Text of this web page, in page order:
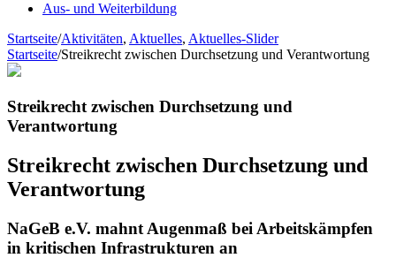
Aus- und Weiterbildung
Startseite/Aktivitäten, Aktuelles, Aktuelles-Slider
Startseite/Streikrecht zwischen Durchsetzung und Verantwortung
Streikrecht zwischen Durchsetzung und
Verantwortung
Streikrecht zwischen Durchsetzung und
Verantwortung
NaGeB e.V. mahnt Augenmaß bei Arbeitskämpfen
in kritischen Infrastrukturen an